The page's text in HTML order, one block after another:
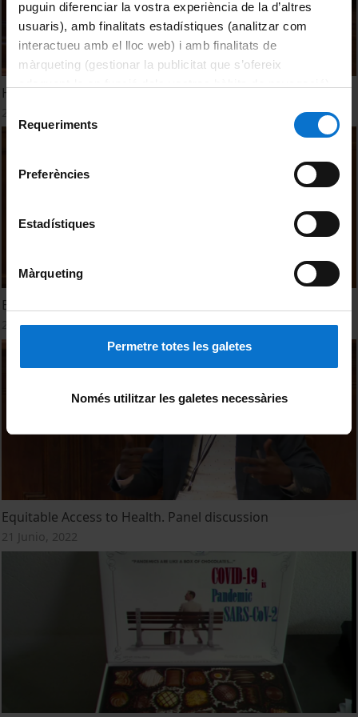
puguin diferenciar la vostra experiència de la d’altres
usuaris), amb finalitats estadístiques (analitzar com
interactueu amb el lloc web) i amb finalitats de
màrqueting (gestionar la publicitat que s’ofereix
consultar laPolítica de galetes del lloc web de la
de Requeriments
Preferències
Estadístiques
Màrqueting
Permetre totes les galetes
Només utilitzar les galetes necessàries
Healthy and sustainable societies. Panel discussion
Equitable Access to Health
21 Junio, 2022
Equitable Access to Health. Panel discussion
21 Junio, 2022